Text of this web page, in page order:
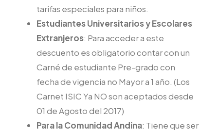
tarifas especiales para niños.
Estudiantes Universitarios y Escolares
Extranjeros: Para acceder a este
descuento es obligatorio contar con un
Carné de estudiante Pre-grado con
fecha de vigencia no Mayor a 1 año. (Los
Carnet ISIC Ya NO son aceptados desde
01 de Agosto del 2017)
Para la Comunidad Andina: Tiene que ser